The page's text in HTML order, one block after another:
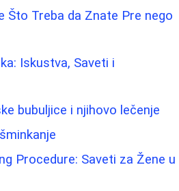
Što Treba da Znate Pre nego
Iskustva, Saveti i
bubuljice i njihovo lečenje
Procedure: Saveti za Žene u